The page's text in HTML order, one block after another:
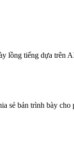
lồng tiếng dựa trên
sẻ bản trình bày